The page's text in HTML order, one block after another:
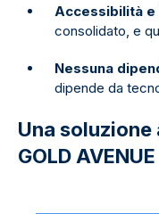
Accessibilità e
consolidato, e
Nessuna
dipende da
Una soluzione
GOLD AVENUE